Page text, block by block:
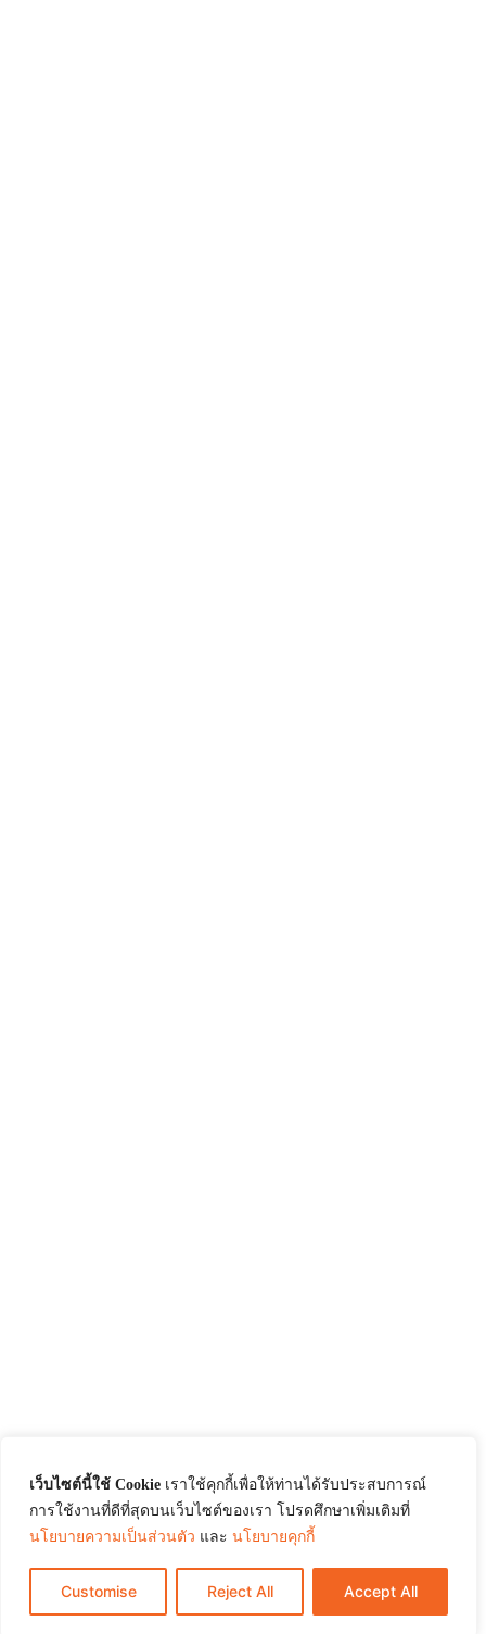
เว็บไซต์นี้ใช้ Cookie เราใช้คุกกี้เพื่อให้ท่านได้รับประสบการณ์
การใช้งานที่ดีที่สุดบนเว็บไซต์ของเรา โปรดศึกษาเพิ่มเติมที่
นโยบายความเป็นส่วนตัว และ นโยบายคุกกี้
Customise Reject All Accept All